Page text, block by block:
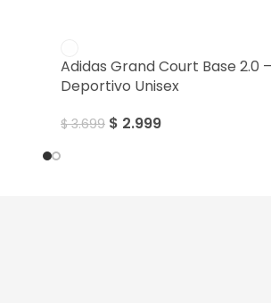
Adidas Grand Court Base 2.0 –
Deportivo Unisex
$3.699 $ 2.999